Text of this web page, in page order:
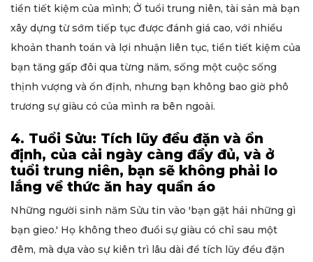
tiền tiết kiệm của mình; Ở tuổi trung niên, tài sản mà bạn
xây dựng từ sớm tiếp tục được đánh giá cao, với nhiều
khoản thanh toán và lợi nhuận liên tục, tiền tiết kiệm của
bạn tăng gấp đôi qua từng năm, sống một cuộc sống
thịnh vượng và ổn định, nhưng bạn không bao giờ phô
trương sự giàu có của mình ra bên ngoài.
4. Tuổi Sửu: Tích lũy đều đặn và ổn
định, của cải ngày càng đầy đủ, và ở
tuổi trung niên, bạn sẽ không phải lo
lắng về thức ăn hay quần áo
Những người sinh năm Sửu tin vào 'bạn gặt hái những gì
bạn gieo.' Họ không theo đuổi sự giàu có chỉ sau một
đêm, mà dựa vào sự kiên trì lâu dài để tích lũy đều đặn